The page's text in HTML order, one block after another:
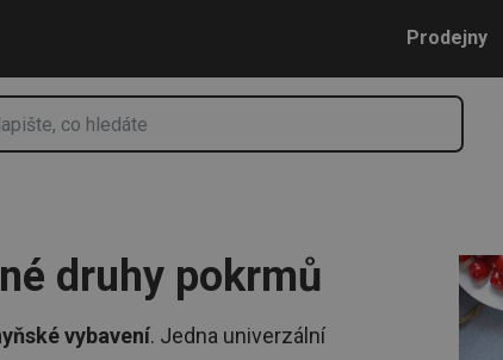
Prodejny
druhy pokrmů
vybavení. Jedna univerzální